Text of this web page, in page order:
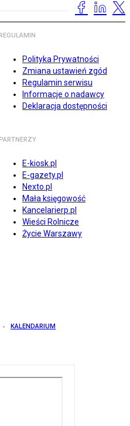
REGULAMIN
Polityka Prywatności
Zmiana ustawień zgód
Regulamin serwisu
Informacje o nadawcy
Deklaracja dostępności
PARTNERZY
E-kiosk.pl
E-gazety.pl
Nexto.pl
Mała księgowość
Kancelarierp.pl
Wieści Rolnicze
Życie Warszawy
KALENDARIUM